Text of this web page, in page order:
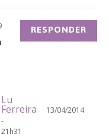
RESPONDER
Lu
Ferreira
13/04/2014
-
21h31